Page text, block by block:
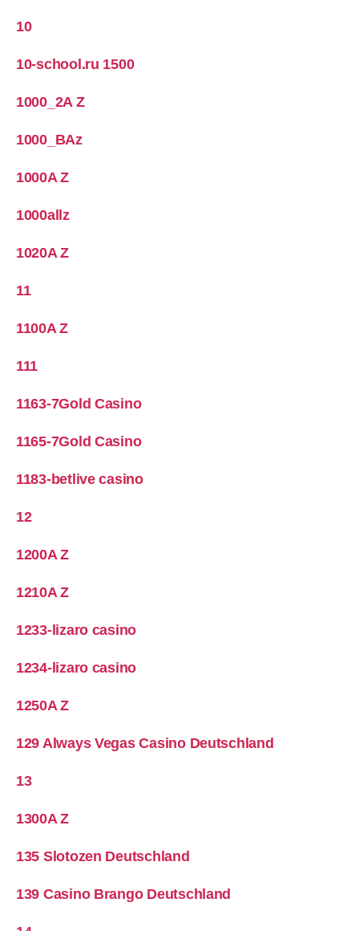
10
10-school.ru 1500
1000_2A Z
1000_BAz
1000A Z
1000allz
1020A Z
11
1100A Z
111
1163-7Gold Casino
1165-7Gold Casino
1183-betlive casino
12
1200A Z
1210A Z
1233-lizaro casino
1234-lizaro casino
1250A Z
129 Always Vegas Casino Deutschland
13
1300A Z
135 Slotozen Deutschland
139 Casino Brango Deutschland